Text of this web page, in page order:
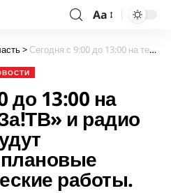
Aa
> Сегодня с 9:00 до 13:00 на телеканале «За!ТВ» и радио «За!Радио» будут проводиться плановые профилактические работы.
до 13:00 на
и радио
работы.